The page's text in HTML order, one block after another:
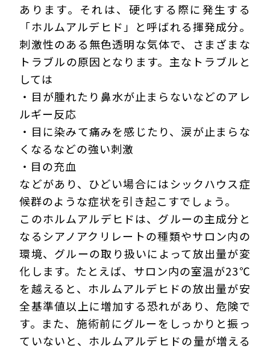
あります。それは、硬化する際に発生する
「ホルムアルデヒド」と呼ばれる揮発成分。
刺激性のある無色透明な気体で、さまざまな
トラブルの原因となります。主なトラブルと
しては
・目が腫れたり鼻水が止まらないなどのアレ
ルギー反応
・目に染みて痛みを感じたり、涙が止まらな
くなるなどの強い刺激
・目の充血
などがあり、ひどい場合にはシックハウス症
候群のような症状を引き起こすでしょう。
このホルムアルデヒドは、グルーの主成分と
なるシアノアクリレートの種類やサロン内の
環境、グルーの取り扱いによって放出量が変
化します。たとえば、サロン内の室温が23℃
を越えると、ホルムアルデヒドの放出量が安
全基準値以上に増加する恐れがあり、危険で
す。また、施術前にグルーをしっかりと振っ
ていないと、ホルムアルデヒドの量が増える